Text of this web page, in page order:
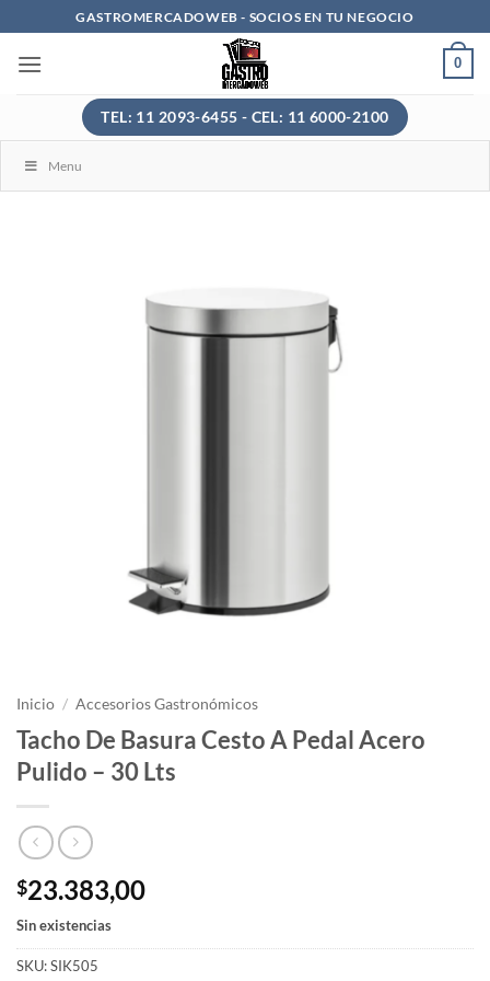
al
contenido
GASTROMERCADOWEB - SOCIOS EN TU NEGOCIO
0
TEL: 11 2093-6455 - CEL: 11 6000-2100
Menu
Inicio / Accesorios Gastronómicos
Tacho De Basura Cesto A Pedal Acero
Pulido – 30 Lts
$23.383,00
Sin existencias
SKU:SIK505